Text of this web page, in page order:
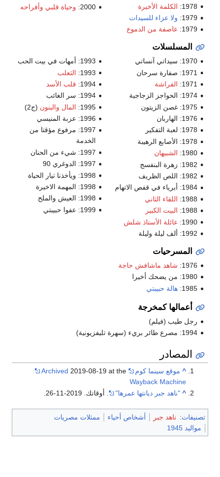
1978:
الكلمة الأخيرة
1979:
ولا عزاء للسيدات
1979:
عاصفة من الدموع
2000:
وحياة قلبي وأفراحه
المسلسلات
1970: سيداتي آنساتي
1971: صفارة سرحان
1971:
الفراشة
1974: الحواجز الزجاجية
1975: غصن الزيتون
1976: الهاربان
1978: لعبة التفكير
1978: الأصابع الرهيبة
1980:
الشبيهان
1982: زهرة البنفسج
1982: اللص الظريف
1984: أبرياء في قفص الاتهام
1988:
اللقاء الثاني
1988:
البيت الكبير
1990:
عائلة الأستاذ شلش
1992: ألف ليلة وليلة
1993: أمهات في بيت الحب
1993:
الثعلب
1994:
قلب الأسد
1994: سر الغائب
1995:
المال والبنون (ج2)
1996: عزبة المنيسي
1997: مرفوع مؤقتا من
الخدمة
1997: شيء من الحنان
1997: الدوغري 90
1998: ويأخذنا تيار الحياة
1998: المهمة الاخيرة
1998: العيش والملح
1999: عفوا حبيبتي
المسرحيات
1976:
شاهد ماشافش حاجة
1980: من يضحك أخيرا
1985: هالة حبيبتي
أعمالها كمخرجة
رجل طيب (فيلم)
1994: مصرع طائر بريء (سهرة تليفزيونية)
المصادر
^ موقع سينما كوم Archived 2019-08-19 at the
Wayback Machine
^ "ناهد جبر ديانتها عمرها" . أوقاتك. 2019-11-26.
تصنيفات: ناهد جبر أشخاص أحياء
ممثلات مصريات
مواليد 1945